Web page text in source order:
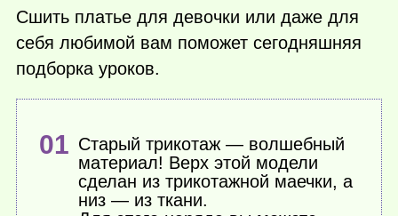
Сшить платье для девочки или даже для
себя любимой вам поможет сегодняшняя
подборка уроков.
Старый трикотаж — волшебный
материал! Верх этой модели
сделан из трикотажной маечки, а
низ — из ткани.